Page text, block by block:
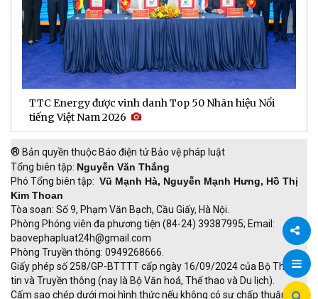
Chia
TTC Energy được vinh danh Top 50 Nhãn hiệu Nổi
tiếng Việt Nam 2026
® Bản quyền thuộc Báo điện tử Bảo vệ pháp luật
Tổng biên tập: Nguyễn Văn Thắng
Phó Tổng biên tập: Vũ Mạnh Hà, Nguyễn Mạnh Hưng, Hồ Thị
Kim Thoan
Tòa soạn: Số 9, Phạm Văn Bạch, Cầu Giấy, Hà Nội.
Phòng Phóng viên đa phương tiện (84-24) 39387995; Email:
baovephapluat24h@gmail.com
Phòng Truyền thông: 0949268666.
Giấy phép số 258/GP-BTTTT cấp ngày 16/09/2024 của Bộ Thông
tin và Truyền thông (nay là Bộ Văn hoá, Thể thao và Du lịch).
Cấm sao chép dưới mọi hình thức nếu không có sự chấp thuận